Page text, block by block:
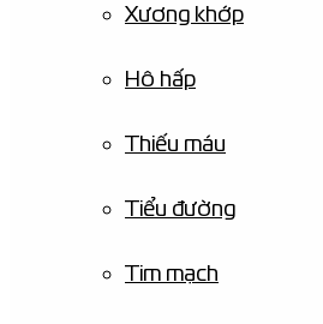
Xương khớp
Hô hấp
Thiếu máu
Tiểu đường
Tim mạch